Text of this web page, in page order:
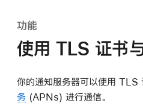
功能
使用 TLS 证书
你的通知服务器可以使用 TLS
务 (APNs) 进行通信。